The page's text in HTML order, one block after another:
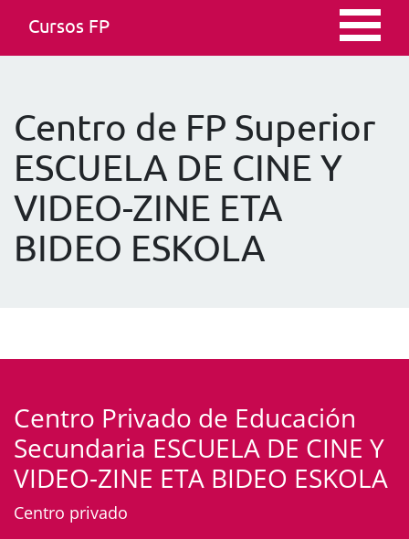
Cursos FP
Centro de FP Superior
ESCUELA DE CINE Y
VIDEO-ZINE ETA
BIDEO ESKOLA
Centro Privado de Educación
Secundaria ESCUELA DE CINE Y
VIDEO-ZINE ETA BIDEO ESKOLA
Centro privado